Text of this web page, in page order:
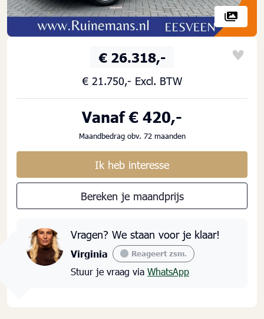
€ 26.318,-
€ 21.750,- Excl. BTW
Vanaf € 420,-
Maandbedrag obv. 72 maanden
Ik heb interesse
Bereken je maandprijs
Vragen? We staan voor je klaar!
Virginia Reageert zsm.
Stuur je vraag via WhatsApp